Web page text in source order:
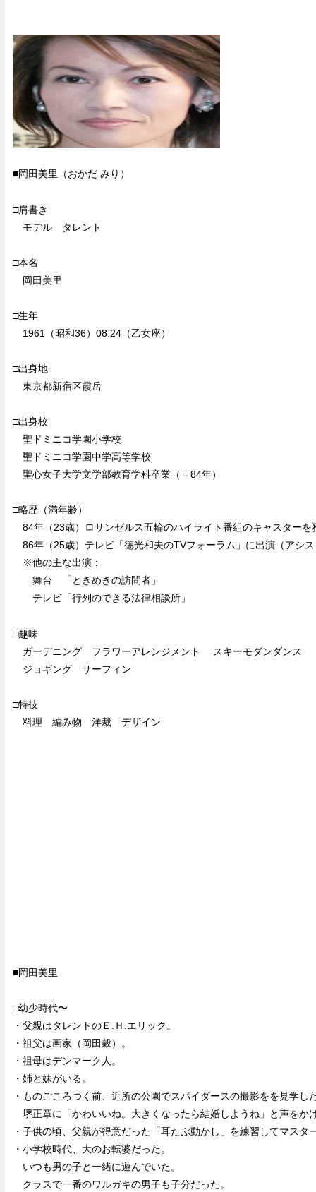
■岡田美里（おかだ みり）
□肩書き
モデル タレント
□本名
岡田美里
□生年
1961（昭和36）08.24（乙女座）
□出身地
東京都新宿区霞岳
□出身校
聖ドミニコ学園小学校
聖ドミニコ学園中学高等学校
聖心女子大学文学部教育学科卒業（＝84年）
□略歴（満年齢）
84年（23歳）ロサンゼルス五輪のハイライト番組のキャスターを
86年（25歳）テレビ「徳光和夫のTVフォーラム」に出演（アシス
※他の主な出演：
舞台 「ときめきの訪問者」
テレビ「行列のできる法律相談所」
□趣味
ガーデニング フラワーアレンジメント スキーモダンダンス
ジョギング サーフィン
□特技
料理 編み物 洋裁 デザイン
■岡田美里
□幼少時代〜
・父親はタレントのＥ.Ｈ.エリック。
・祖父は画家（岡田穀）。
・祖母はデンマーク人。
・姉と妹がいる。
・ものごころつく前、近所の公園でスパイダースの撮影をを見学し
堺正章に「かわいいね。大きくなったら結婚しようね」と声をかけ
・子供の頃、父親が得意だった「耳たぶ動かし」を練習してマスター
・小学校時代、大のお転婆だった。
いつも男の子と一緒に遊んでいた。
クラスで一番のワルガキの男子も子分だった。